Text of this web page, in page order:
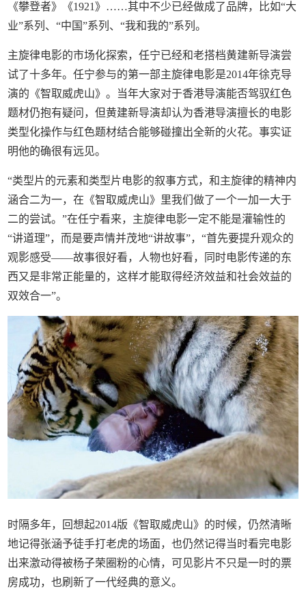
《攀登者》《1921》……其中不少已经做成了品牌，比如“大
业”系列、“中国”系列、“我和我的”系列。
主旋律电影的市场化探索，任宁已经和老搭档黄建新导演尝
试了十多年。任宁参与的第一部主旋律电影是2014年徐克导
演的《智取威虎山》。当年大家对于香港导演能否驾驭红色
题材仍抱有疑问，但黄建新导演却认为香港导演擅长的电影
类型化操作与红色题材结合能够碰撞出全新的火花。事实证
明他的确很有远见。
“类型片的元素和类型片电影的叙事方式，和主旋律的精神内
涵合二为一，在《智取威虎山》里我们做了一个一加一大于
二的尝试。”在任宁看来，主旋律电影一定不能是灌输性的
“讲道理”，而是要声情并茂地“讲故事”，“首先要提升观众的
观影感受——故事很好看，人物也好看，同时电影传递的东
西又是非常正能量的，这样才能取得经济效益和社会效益的
双效合一”。
时隔多年，回想起2014版《智取威虎山》的时候，仍然清晰
地记得张涵予徒手打老虎的场面，也仍然记得当时看完电影
出来激动得被杨子荣圈粉的心情，可见影片不只是一时的票
房成功，也刷新了一代经典的意义。